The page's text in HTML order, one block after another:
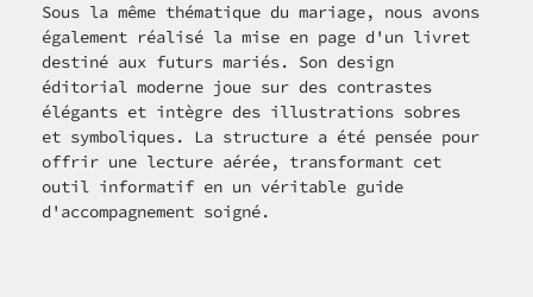
Sous la même thématique du mariage, nous avons
également réalisé la mise en page d'un livret
destiné aux futurs mariés. Son design
éditorial moderne joue sur des contrastes
élégants et intègre des illustrations sobres
et symboliques. La structure a été pensée pour
offrir une lecture aérée, transformant cet
outil informatif en un véritable guide
d'accompagnement soigné.